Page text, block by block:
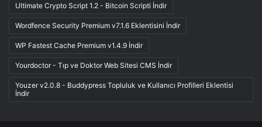
Ultimate Crypto Script 1.2 - Bitcoin Scripti İndir
Wordfence Security Premium v7.1.6 Eklentisini İndir
WP Fastest Cache Premium v1.4.9 İndir
Yourdoctor - Tıp ve Doktor Web Sitesi CMS İndir
Youzer v2.0.8 - Buddypress Topluluk ve Kullanıcı Profilleri Eklentisi
İndir